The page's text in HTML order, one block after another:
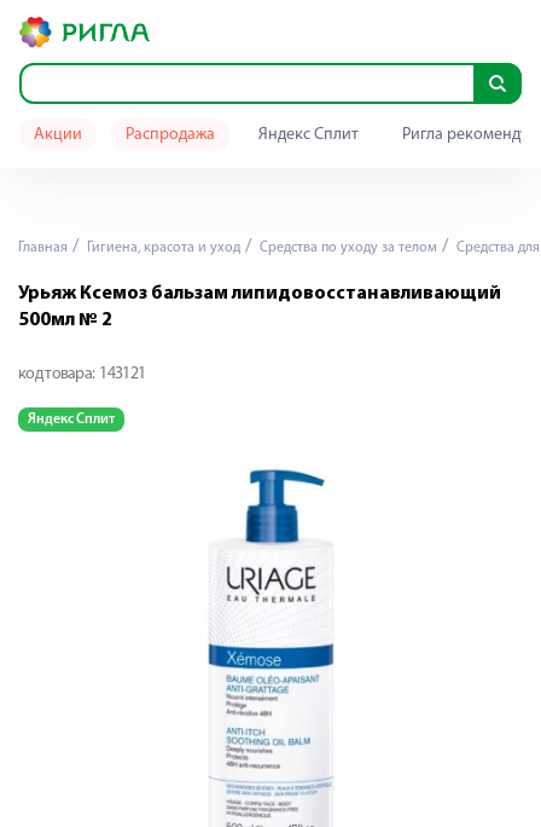
Акции Распродажа Яндекс Сплит Ригла
Главная Гигиена, красота и уход Средства по уходу за телом Средства
Урьяж Ксемоз бальзам липидовосстанавливающий
500мл № 2
код товара: 143121
Яндекс Сплит